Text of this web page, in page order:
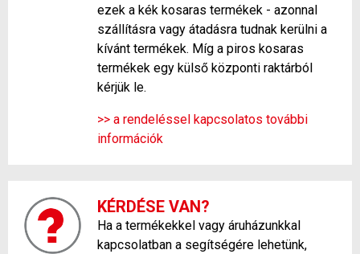
ezek a kék kosaras termékek - azonnal
szállításra vagy átadásra tudnak kerülni a
kívánt termékek. Míg a piros kosaras
termékek egy külső központi raktárból
kérjük le.
>> a rendeléssel kapcsolatos további
információk
KÉRDÉSE VAN?
Ha a termékekkel vagy áruházunkkal
kapcsolatban a segítségére lehetünk,